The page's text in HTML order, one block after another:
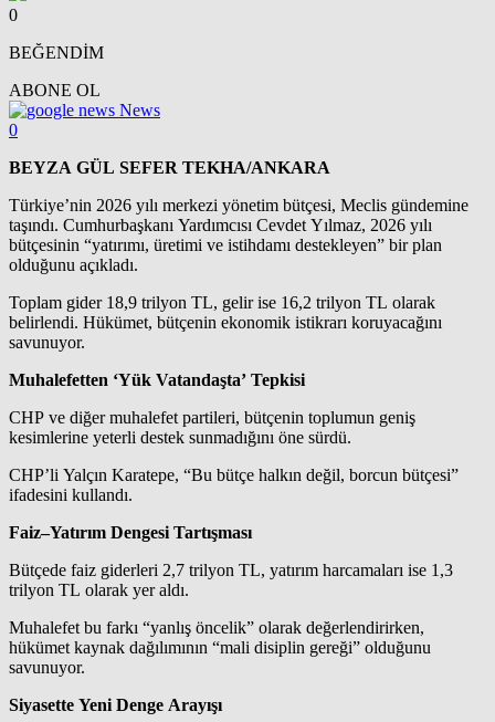
0
BEĞENDİM
ABONE OL
News
0
BEYZA GÜL SEFER TEKHA/ANKARA
Türkiye’nin 2026 yılı merkezi yönetim bütçesi, Meclis gündemine
taşındı. Cumhurbaşkanı Yardımcısı Cevdet Yılmaz, 2026 yılı
bütçesinin “yatırımı, üretimi ve istihdamı destekleyen” bir plan
olduğunu açıkladı.
Toplam gider 18,9 trilyon TL, gelir ise 16,2 trilyon TL olarak
belirlendi. Hükümet, bütçenin ekonomik istikrarı koruyacağını
savunuyor.
Muhalefetten ‘Yük Vatandaşta’ Tepkisi
CHP ve diğer muhalefet partileri, bütçenin toplumun geniş
kesimlerine yeterli destek sunmadığını öne sürdü.
CHP’li Yalçın Karatepe, “Bu bütçe halkın değil, borcun bütçesi”
ifadesini kullandı.
Faiz–Yatırım Dengesi Tartışması
Bütçede faiz giderleri 2,7 trilyon TL, yatırım harcamaları ise 1,3
trilyon TL olarak yer aldı.
Muhalefet bu farkı “yanlış öncelik” olarak değerlendirirken,
hükümet kaynak dağılımının “mali disiplin gereği” olduğunu
savunuyor.
Siyasette Yeni Denge Arayışı